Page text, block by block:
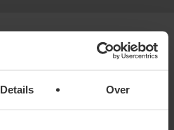
Details Over